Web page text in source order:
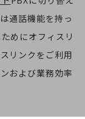
通話機能を持っ
めにオフィスリ
リンクをご利用
および業務効率